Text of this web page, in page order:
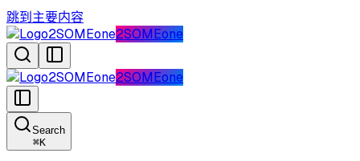
跳到主要内容
2SOMEone2SOMEone
2SOMEone2SOMEone
Search
⌘K